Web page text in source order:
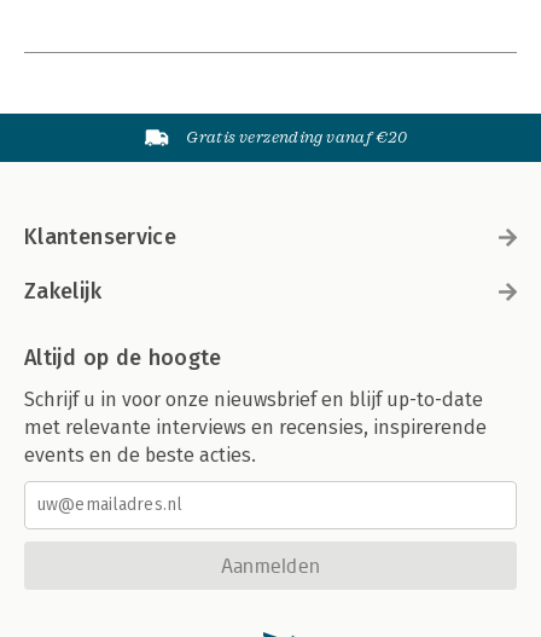
Gratis verzending vanaf €20
Klantenservice
Zakelijk
Altijd op de hoogte
Schrijf u in voor onze nieuwsbrief en blijf up-to-date
met relevante interviews en recensies, inspirerende
events en de beste acties.
Aanmelden